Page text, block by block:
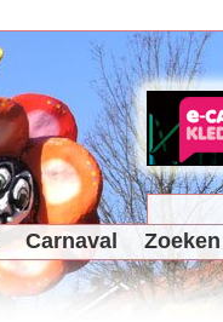
Carnaval Zoeken